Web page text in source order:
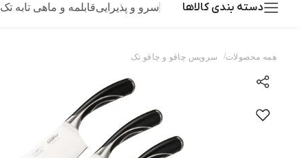
دسته بندی کالاها سرو و پذیراییقابلمه و ماهی تابه تک
همه محصولات/ سرویس چاقو و چاقو تک